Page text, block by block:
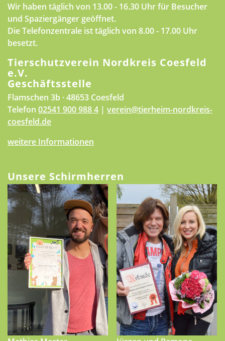
Wir haben täglich von 13.00 - 16.30 Uhr für Besucher
und Spaziergänger geöffnet.
Die Telefonzentrale ist täglich von 8.00 - 17.00 Uhr
besetzt.
Tierschutzverein Nordkreis Coesfeld
e.V.
Geschäftsstelle
Flamschen 3b · 48653 Coesfeld
Telefon 02541 900 988 4 | verein@tierheim-nordkreis-
coesfeld.de
weitere Informationen
Unsere Schirmherren